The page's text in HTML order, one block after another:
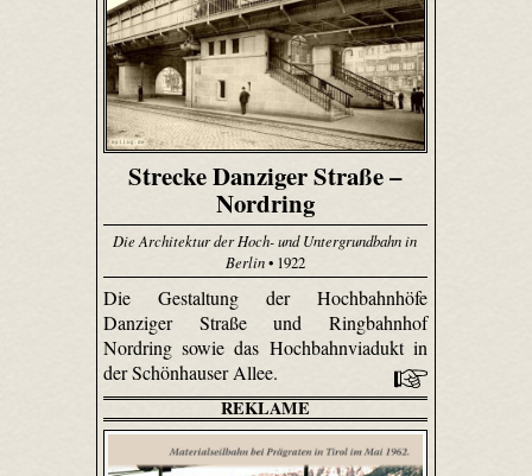
Strecke Danziger Straße –
Nordring
Die Architektur der Hoch- und Untergrundbahn in
Berlin• 1922
Die Gestaltung der Hochbahnhöfe
Danziger Straße und Ringbahnhof
Nordring sowie das Hochbahnviadukt in
der Schönhauser Allee.
REKLAME